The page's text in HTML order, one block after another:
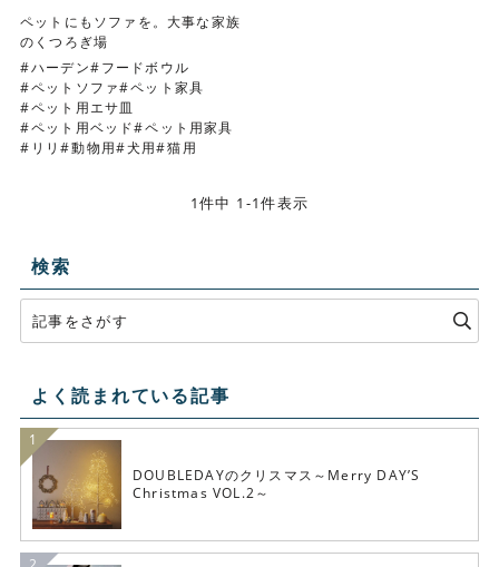
ペットにもソファを。大事な家族
のくつろぎ場
ハーデン
フードボウル
ペットソファ ペット家具
ペット用エサ皿
ペット用ベッド ペット用家具
リリ 動物用 犬用 猫用
1件中 1-1件表示
検索
よく読まれている記事
DOUBLEDAYのクリスマス～Merry DAY’S
Christmas VOL.2～